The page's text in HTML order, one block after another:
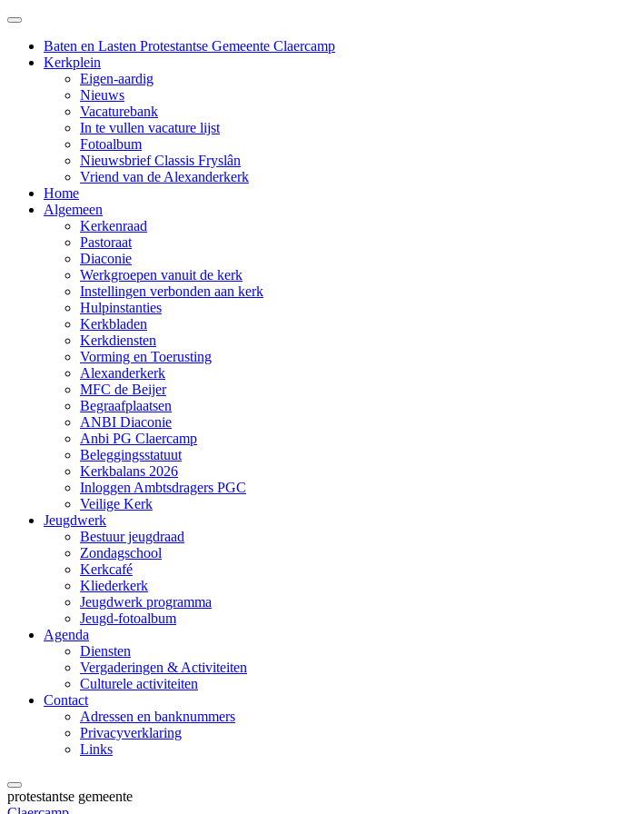
Baten en Lasten Protestantse Gemeente Claercamp
Kerkplein
Eigen-aardig
Nieuws
Vacaturebank
In te vullen vacature lijst
Fotoalbum
Nieuwsbrief Classis Fryslân
Vriend van de Alexanderkerk
Home
Algemeen
Kerkenraad
Pastoraat
Diaconie
Werkgroepen vanuit de kerk
Instellingen verbonden aan kerk
Hulpinstanties
Kerkbladen
Kerkdiensten
Vorming en Toerusting
Alexanderkerk
MFC de Beijer
Begraafplaatsen
ANBI Diaconie
Anbi PG Claercamp
Beleggingsstatuut
Kerkbalans 2026
Inloggen Ambtsdragers PGC
Veilige Kerk
Jeugdwerk
Bestuur jeugdraad
Zondagschool
Kerkcafé
Kliederkerk
Jeugdwerk programma
Jeugd-fotoalbum
Agenda
Diensten
Vergaderingen & Activiteiten
Culturele activiteiten
Contact
Adressen en banknummers
Privacyverklaring
Links
protestantse gemeente